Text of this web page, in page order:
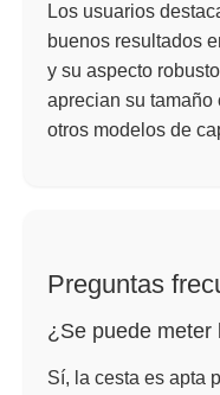
Los usuarios
buenos resultados
y su aspecto
aprecian su tamaño
otros modelos de
Preguntas
¿Se puede meter
Sí, la cesta es apta